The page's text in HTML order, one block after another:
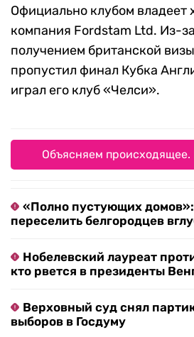
Официально клубом владеет
компания Fordstam Ltd. Из-
получением британской
пропустил финал Кубка
играл его клуб «Челси».
Объясняем происходящее.
«Полно пустующих
переселить белгородцев
Нобелевский лауреат
кто рвется в президенты
Верховный суд снял
выборов в Госдуму